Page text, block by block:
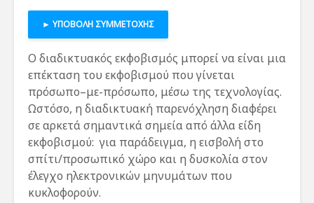
► ΥΠΟΒΟΛΗ ΣΥΜΜΕΤΟΧΗΣ
Ο διαδικτυακός εκφοβισμός μπορεί να είναι μια
επέκταση του εκφοβισμού που γίνεται
πρόσωπο–με-πρόσωπο, μέσω της τεχνολογίας.
Ωστόσο, η διαδικτυακή παρενόχληση διαφέρει
σε αρκετά σημαντικά σημεία από άλλα είδη
εκφοβισμού: για παράδειγμα, η εισβολή στο
σπίτι/προσωπικό χώρο και η δυσκολία στον
έλεγχο ηλεκτρονικών μηνυμάτων που
κυκλοφορούν.